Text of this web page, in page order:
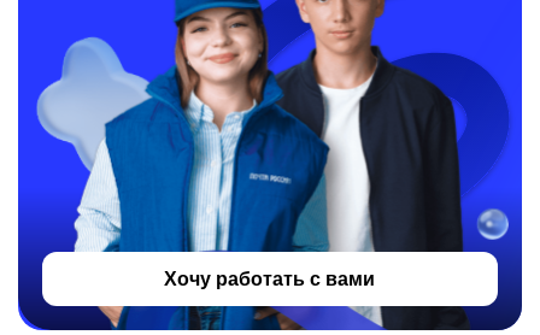
Хочу работать с вами